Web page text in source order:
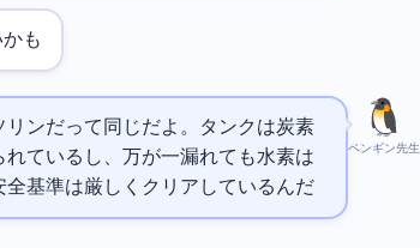
も…
ペンギン先生
ンだって同じだよ。タンクは炭素
ているし、万が一漏れても水素は
基準は厳しくクリアしているんだ